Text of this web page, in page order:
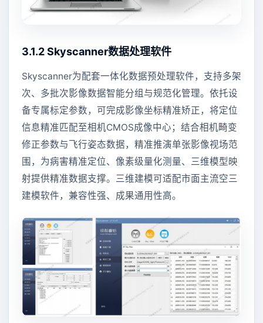
3.1.2 Skyscanner数据处理软件
Skyscanner为配套一体化数据预处理软件，支持多架
次、多批次影像数据智能分组与规范化管理。依托设
备专属标定参数，可完成影像坐标精准矫正，将定位
信息精准匹配至相机CMOS成像中心；结合相机畸变
修正参数与飞行姿态数据，精准推演单张影像视场范
围，为病害精准定位、像素级量化测量、三维模型映
射提供精准数据支撑。三维建模可适配市面主流空三
建模软件，兼容性强、成果通用性高。